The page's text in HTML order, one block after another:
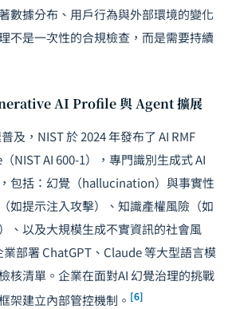
數據分布、用戶行為與外部環境的變化
不是一次性的合規檢查，而是需要持續
AI Profile 與 Agent 擴展
及，NIST 於 2024 年發布了AI RMF
（NIST AI 600-1），專門識別生成式 AI
包括：幻覺（hallucination）與事實性
如提示注入攻擊）、知識產權風險（如
、以及大規模生成不實資訊的社會風
部署 ChatGPT、Claude 等大型語言模
核清單。企業在面對AI 幻覺治理的挑戰
架建立內部管控機制。 [6]